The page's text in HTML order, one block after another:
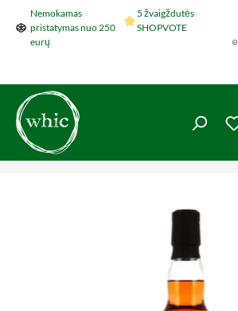
Šokti į pagrindinį turinį
Nemokamas
pristatymas nuo 250
eurų
5 žvaigždutės
SHOPVOTE
Praleisti nuotraukų galeriją